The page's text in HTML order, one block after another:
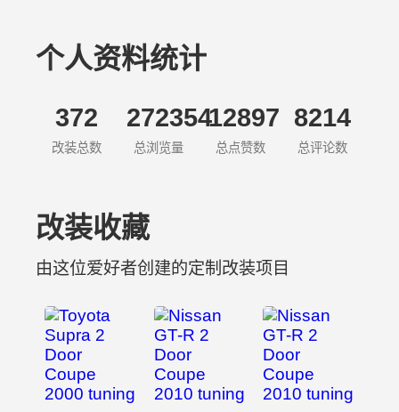
个人资料统计
372
改装总数
272354
总浏览量
12897
总点赞数
8214
总评论数
改装收藏
由这位爱好者创建的定制改装项目